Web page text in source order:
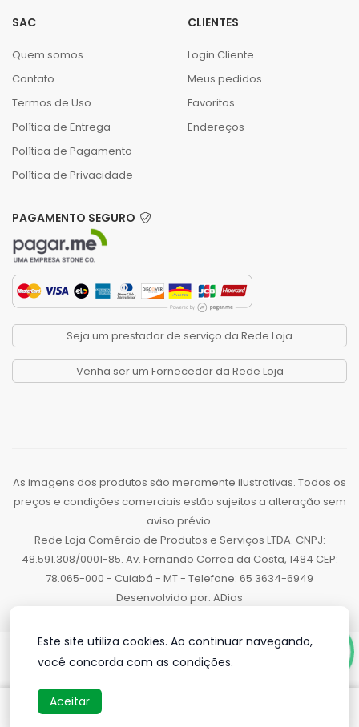
SAC
Quem somos
Contato
Termos de Uso
Política de Entrega
Política de Pagamento
Política de Privacidade
CLIENTES
Login Cliente
Meus pedidos
Favoritos
Endereços
PAGAMENTO SEGURO
Seja um prestador de serviço da Rede Loja
Venha ser um Fornecedor da Rede Loja
As imagens dos produtos são meramente ilustrativas. Todos os
preços e condições comerciais estão sujeitos a alteração sem
aviso prévio.
Rede Loja Comércio de Produtos e Serviços LTDA. CNPJ:
48.591.308/0001-85. Av. Fernando Correa da Costa, 1484 CEP:
78.065-000 - Cuiabá - MT - Telefone: 65 3634-6949
Desenvolvido por: ADias
Este site utiliza cookies. Ao continuar navegando,
você concorda com as condições.
Aceitar